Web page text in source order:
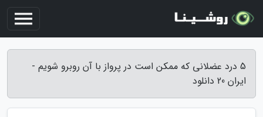
5 درد عضلانی که ممکن است در پرواز با آن روبرو شویم -
ایران 20 دانلود